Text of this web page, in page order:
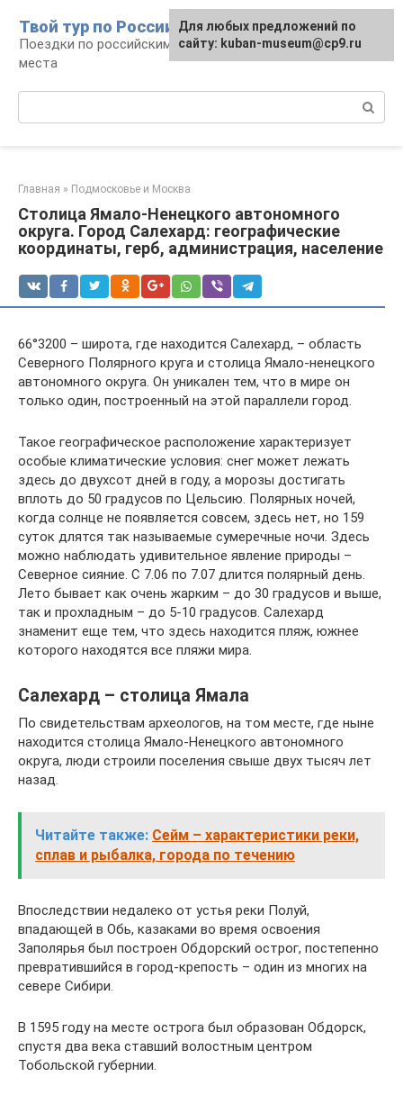
контенту
Твой тур по России
Поездки по российским городам, маршруты и
места
Главная » Подмосковье и Москва
Столица Ямало-Ненецкого автономного
округа. Город Салехард: географические
координаты, герб, администрация, население
66°3200 – широта, где находится Салехард, – область
Северного Полярного круга и столица Ямало-ненецкого
автономного округа. Он уникален тем, что в мире он
только один, построенный на этой параллели город.
Такое географическое расположение характеризует
особые климатические условия: снег может лежать
здесь до двухсот дней в году, а морозы достигать
вплоть до 50 градусов по Цельсию. Полярных ночей,
когда солнце не появляется совсем, здесь нет, но 159
суток длятся так называемые сумеречные ночи. Здесь
можно наблюдать удивительное явление природы –
Северное сияние. С 7.06 по 7.07 длится полярный день.
Лето бывает как очень жарким – до 30 градусов и выше,
так и прохладным – до 5-10 градусов. Салехард
знаменит еще тем, что здесь находится пляж, южнее
которого находятся все пляжи мира.
Салехард – столица Ямала
По свидетельствам археологов, на том месте, где ныне
находится столица Ямало-Ненецкого автономного
округа, люди строили поселения свыше двух тысяч лет
назад.
Читайте также: Сейм – характеристики реки,
сплав и рыбалка, города по течению
Впоследствии недалеко от устья реки Полуй,
впадающей в Обь, казаками во время освоения
Заполярья был построен Обдорский острог, постепенно
превратившийся в город-крепость – один из многих на
севере Сибири.
В 1595 году на месте острога был образован Обдорск,
спустя два века ставший волостным центром
Тобольской губернии.
Для любых предложений по
сайту: kuban-museum@cp9.ru